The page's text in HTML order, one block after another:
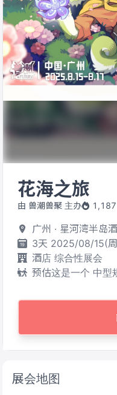
花海之旅
由 兽潮兽聚 主办 1,187
广州 · 星河湾半岛
3天 2025/08/15(
酒店 综合性展会
预估这是一个 中
展会地图